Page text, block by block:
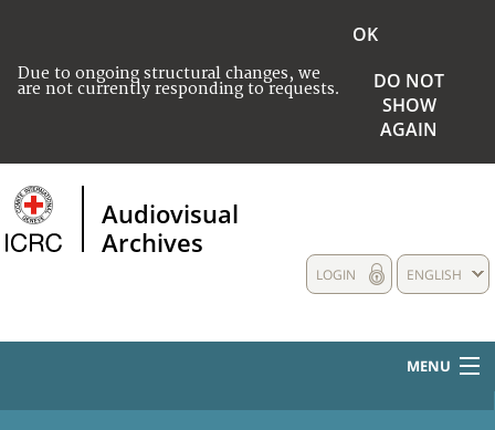
Due to ongoing structural changes, we
are not currently responding to requests.
OK
DO NOT
SHOW
AGAIN
Audiovisual
Archives
ENGLISH
LOGIN
MENU
HOME